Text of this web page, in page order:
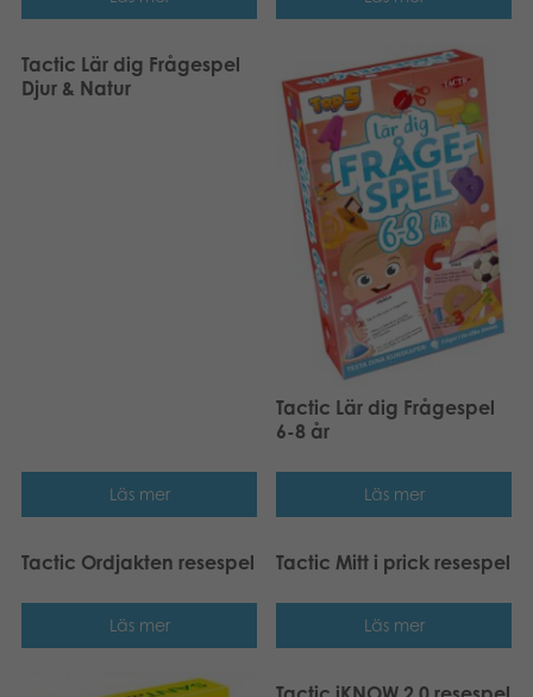
Tactic Lär dig Frågespel
Djur & Natur
Läs mer
Tactic Lär dig Frågespel
6-8 år
Läs mer
Tactic Ordjakten resespel
Läs mer
Tactic Mitt i prick resespel
Läs mer